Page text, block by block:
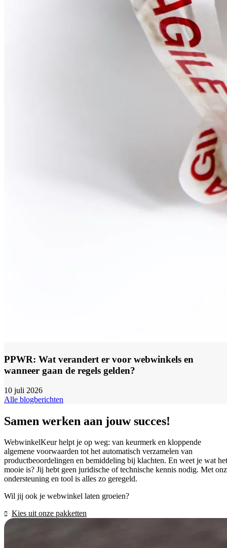
PPWR: Wat verandert er voor webwinkels en
wanneer gaan de regels gelden?
10 juli 2026
Alle blogberichten
Samen werken aan jouw succes!
WebwinkelKeur helpt je op weg: van keurmerk en kloppende
algemene voorwaarden tot het automatisch verzamelen van
productbeoordelingen en bemiddeling bij klachten. En weet je wat het
mooie is? Jij hebt geen juridische of technische kennis nodig. Met
ondersteuning en tool is alles zo geregeld.
Wil jij ook je webwinkel laten groeien?
Kies uit onze pakketten